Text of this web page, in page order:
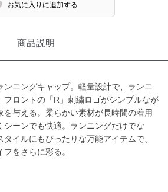
お気に入りに追加する
商品説明
ンニングキャップ。軽量設計で、ランニ
フロントの「R」刺繍ロゴがシンプルなが
を与える。柔らかい素材が長時間の着用
シーンでも快適。ランニングだけでな
イルにもぴったりな万能アイテムで、
をさらに彩る。